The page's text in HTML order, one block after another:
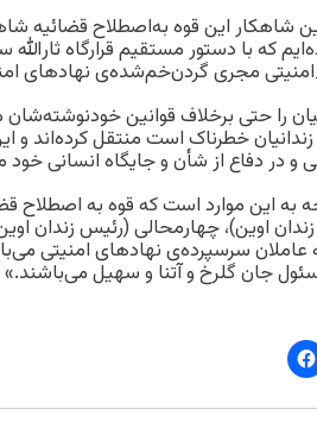
شاهکار این قوه به‌اصطلاح قضائیه
که با دستور مستقیم قرارگاه
مجری گردن‌خم‌شده‌ی نهادهای
را حتی برخلاف قوانین
خطرناک است منتقل کرده‌اند و
و در دفاع از شأن و جایگاه انسانی
به این موارد است که قوه به
زندان اوین)، چهارمحالی (رئیس
عاملان سرسپرده‌ی نهادهای امنیتی
جان گلرخ و آتنا و سهیل می‌باشند.»